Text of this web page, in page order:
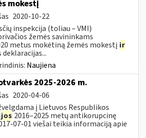
mokestį
2020-10-22
inspekcija (toliau – VMI)
žemės savininkams
metus mokėtiną žemės mokestį ir
Naujiena
2025-2026 m.
2020-04-06
į Lietuvos Respublikos
jos 2016–2025 metų antikorupcinę
07-01 viešai teikia informaciją apie